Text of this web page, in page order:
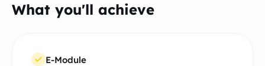
What you'll achieve
E-Module